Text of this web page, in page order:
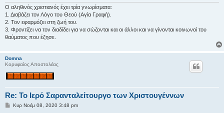
Ο αληθινός χριστιανός έχει τρία γνωρίσματα:
1. Διαβάζει τον Λόγο του Θεού (Αγία Γραφή).
2. Τον εφαρμόζει στη ζωή του.
3. Φροντίζει να τον διαδίδει για να σώζονται και οι άλλοι και να γίνονται κοινωνοί του
θαύματος που έζησε.
Domna
Κορυφαίος Αποστολέας
Re: Το Ιερό Σαρανταλείτουργο των Χριστουγέννων
ΔΚυρ Νοέμ 08, 2020 3:48 pm